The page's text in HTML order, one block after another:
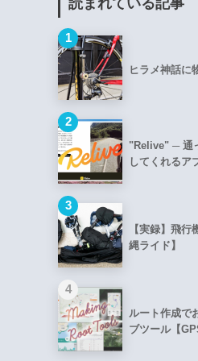
読まれている記事
1
ヒラメ神話に
2
"Relive" ─ 通
してくれるア
3
【実録】飛
縄ライド】
4
ルート作成で
ブツール【